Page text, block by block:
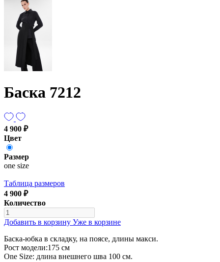
Баска 7212
4 900 ₽
Цвет
Размер
one size
Таблица размеров
4 900 ₽
Количество
Добавить в корзину Уже в корзине
Баска-юбка в складку, на поясе, длины макси.
Рост модели:175 см
One Size: длина внешнего шва 100 см.